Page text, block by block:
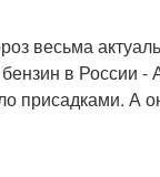
весьма
в России -
присадками. А